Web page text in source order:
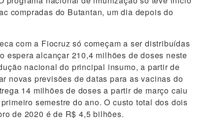
compradas do Butantan, um dia depois do
com a Fiocruz só começam a ser distribuídas
espera alcançar 210,4 milhões de doses neste
nacional do principal insumo, a partir de
novas previsões de datas para as vacinas do
14 milhões de doses a partir de março caiu
semestre do ano. O custo total dos dois
de 2020 é de R$ 4,5 bilhões.